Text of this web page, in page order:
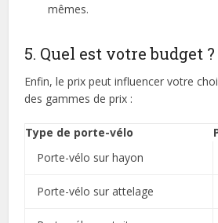
mêmes.
5. Quel est votre budget ?
Enfin, le prix peut influencer votre
des gammes de prix :
Type de porte-vélo
Porte-vélo sur hayon
Porte-vélo sur attelage